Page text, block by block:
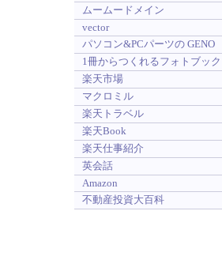
ムームードメイン
vector
パソコン&PCパーツの GENO
1冊からつくれるフォトブック
楽天市場
マクロミル
楽天トラベル
楽天Book
楽天仕事紹介
英会話
Amazon
不動産投資大百科